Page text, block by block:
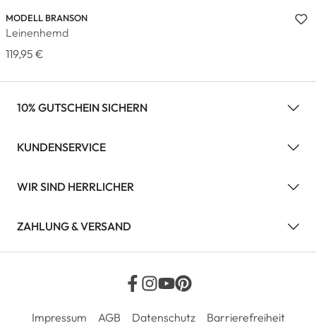
MODELL BRANSON
Leinenhemd
119,95 €
10% GUTSCHEIN SICHERN
KUNDENSERVICE
WIR SIND HERRLICHER
ZAHLUNG & VERSAND
Impressum AGB Datenschutz Barrierefreiheit